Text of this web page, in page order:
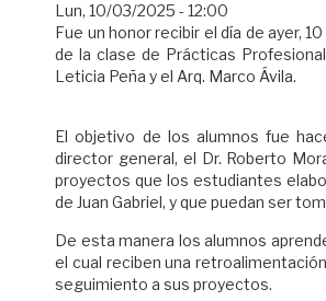
Lun, 10/03/2025 - 12:00
Fue un honor recibir el día de ayer,
de la clase de Prácticas
Leticia Peña y el Arq. Marco Ávila.
El objetivo de los alumnos fue
director general, el Dr. Roberto
proyectos que los estudiantes
de Juan Gabriel, y que puedan ser
De esta manera los alumnos
el cual reciben una
seguimiento a sus proyectos.